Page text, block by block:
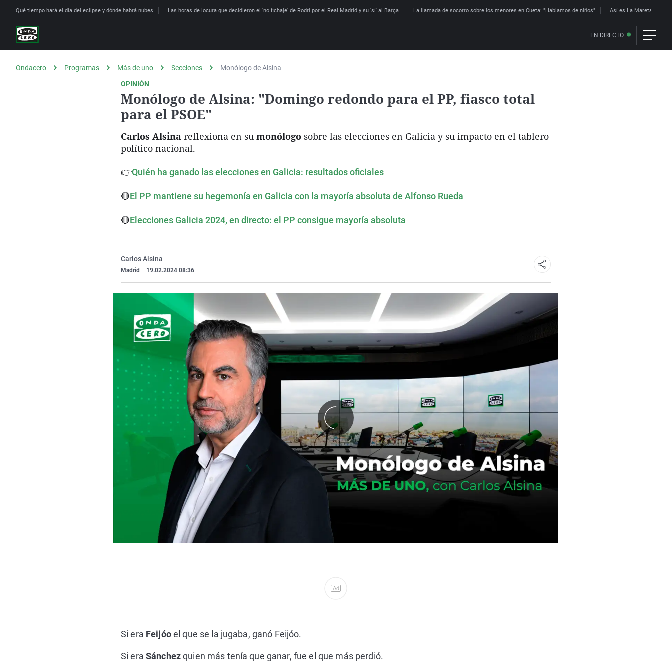
Qué tiempo hará el día del eclipse y dónde habrá nubes Las horas de locura que decidieron el 'no fichaje' de Rodri por el Real Madrid y su 'sí' al Barça La llamada de socorro sobre los menores en Cueta: "Hablamos de niños" Así es La Mareta: la
EN DIRECTO
Ondacero Programas Más de uno Secciones
Monólogo de Alsina
OPINIÓN
Monólogo de Alsina: "Domingo redondo para el PP, fiasco total
para el PSOE"
Carlos Alsina reflexiona en su monólogo sobre las elecciones en Galicia y su impacto en el tablero
político nacional.
👉Quién ha ganado las elecciones en Galicia: resultados oficiales
🔴El PP mantiene su hegemonía en Galicia con la mayoría absoluta de Alfonso Rueda
🔴Elecciones Galicia 2024, en directo: el PP consigue mayoría absoluta
Carlos Alsina
Madrid 19.02.2024 08:36
Ad
Si era Feijóoel que se la jugaba, ganó Feijóo.
Si era Sánchezquien más tenía que ganar, fue el que más perdió.